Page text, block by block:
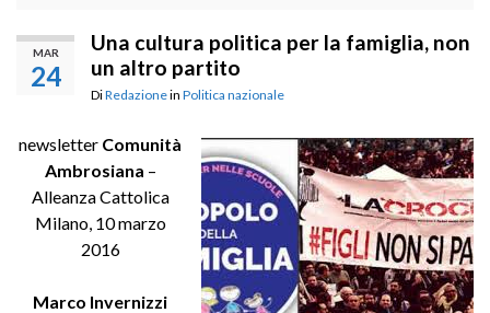
MAR
24
Una cultura politica per la famiglia, non
un altro partito
DiRedazionein Politica nazionale
newsletter Comunità
Ambrosiana –
Alleanza Cattolica
Milano, 10 marzo
2016
Marco Invernizzi